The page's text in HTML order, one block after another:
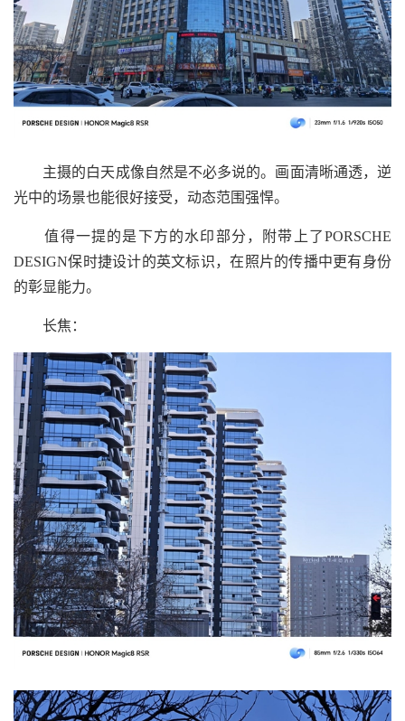
主摄的白天成像自然是不必多说的。画面清晰通透，逆
光中的场景也能很好接受，动态范围强悍。
值得一提的是下方的水印部分，附带上了PORSCHE
DESIGN保时捷设计的英文标识，在照片的传播中更有身份
的彰显能力。
长焦：